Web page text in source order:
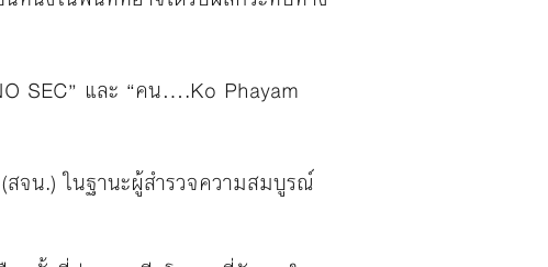
SEC” และ “คน….Ko Phayam
จน.) ในฐานะผู้สำรวจความสมบูรณ์